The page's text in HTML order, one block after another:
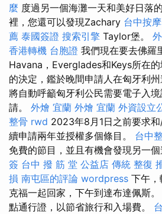
麼 度過另一個海灘一天和美好日落
裡，您還可以發現Zachary 台中按
薦 泰國簽證 搜索引擎 Taylor堡。
香港轉機 台胞證 我們現在要去佛羅
Havana，Everglades和Keys所在
的決定，鑑於晚間申請人在匈牙利
將自動呼籲匈牙利公民需要電子入
請。 外燴 宜蘭 外燴 宜蘭 外資設立
整骨 rwd 2023年8月1日之前要求
續申請兩年並授權多個條目。 台中
免費的節目，並且有機會發現另一個
簽 台中 撥 筋 堂 公益店 傳統 整復
損 南屯區的評論 wordpress 下午
克福一起回家，下午到達布達佩斯
點通行證，以節省旅行和入場費。